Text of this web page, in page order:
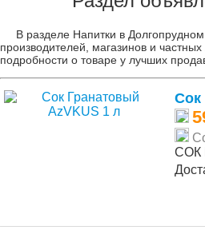
В разделе Напитки в
производителей, магазинов и
подробности о товаре у лучших
Сок
СОК